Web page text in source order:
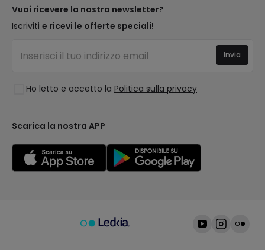
Sei un Professionista?
Domande frequenti
Illuminazione per aziende
Tendenze
I migliori brand
Spazi
Collezioni
Vuoi ricevere la nostra newsletter?
Iscriviti e ricevi le offerte speciali!
Ho letto e accetto la Politica sulla privacy
Invia
Scarica la nostra APP